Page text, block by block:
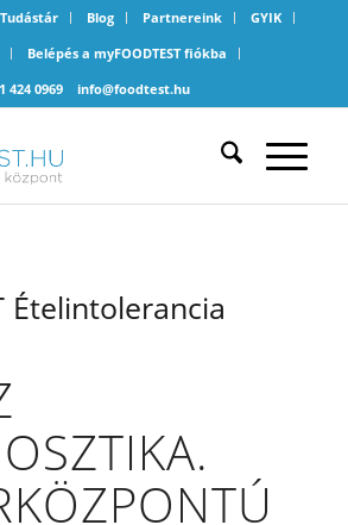
Tudástár Blog Partnereink
GYIK
Belépés a myFOODTEST fiókba
424 0969
info@foodtest.hu
Ételintolerancia